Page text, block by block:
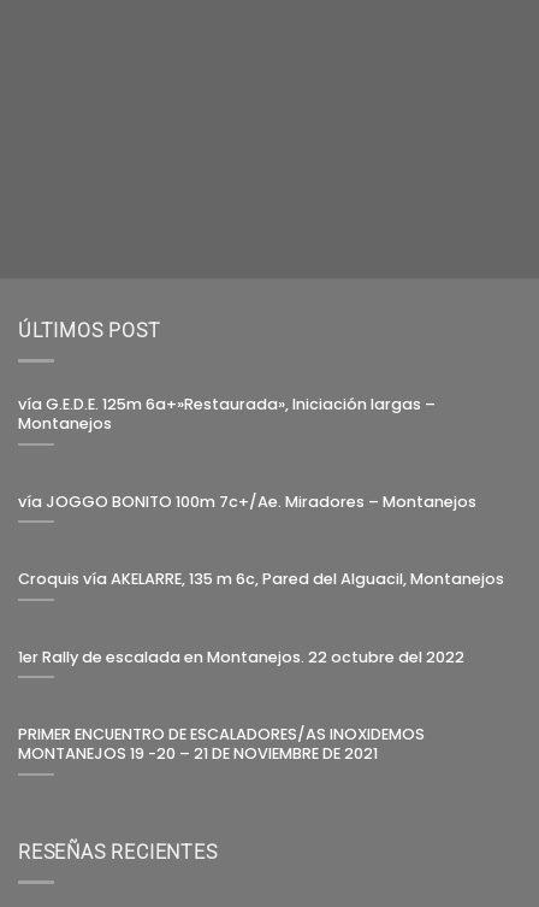
ÚLTIMOS POST
vía G.E.D.E. 125m 6a+»Restaurada», Iniciación largas –
Montanejos
vía JOGGO BONITO 100m 7c+/Ae. Miradores – Montanejos
Croquis vía AKELARRE, 135 m 6c, Pared del Alguacil, Montanejos
1er Rally de escalada en Montanejos. 22 octubre del 2022
PRIMER ENCUENTRO DE ESCALADORES/AS INOXIDEMOS
MONTANEJOS 19 -20 – 21 DE NOVIEMBRE DE 2021
RESEÑAS RECIENTES